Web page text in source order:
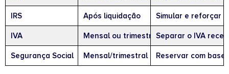
IRS Após liquidação Simular e reforçar
IVA Mensal ou trimestralSeparar o IVA
Segurança Social Mensal/trimestral Reservar com